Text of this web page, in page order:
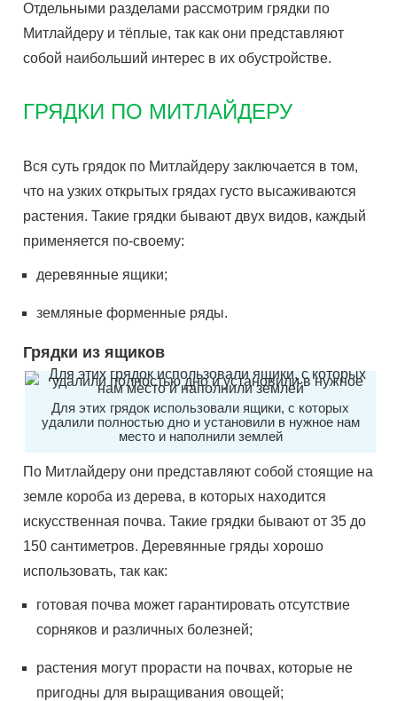
Отдельными разделами рассмотрим грядки по
Митлайдеру и тёплые, так как они представляют
собой наибольший интерес в их обустройстве.
ГРЯДКИ ПО МИТЛАЙДЕРУ
Вся суть грядок по Митлайдеру заключается в том,
что на узких открытых грядах густо высаживаются
растения. Такие грядки бывают двух видов, каждый
применяется по-своему:
деревянные ящики;
земляные форменные ряды.
Грядки из ящиков
Для этих грядок использовали ящики, с которых
удалили полностью дно и установили в нужное нам
место и наполнили землей
По Митлайдеру они представляют собой стоящие на
земле короба из дерева, в которых находится
искусственная почва. Такие грядки бывают от 35 до
150 сантиметров. Деревянные гряды хорошо
использовать, так как:
готовая почва может гарантировать отсутствие
сорняков и различных болезней;
растения могут прорасти на почвах, которые не
пригодны для выращивания овощей;